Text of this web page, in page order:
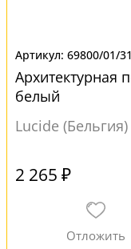
69800/01/31
Архитектурная
белый
Lucide (Бельгия)
2 265 ₽